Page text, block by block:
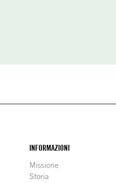
Footer
INFORMAZIONI
Missione
Storia